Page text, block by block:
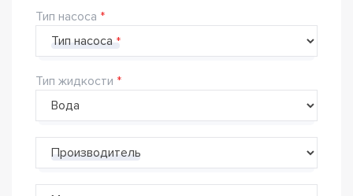
Тип насоса
Тип насоса
Тип жидкости
Производитель